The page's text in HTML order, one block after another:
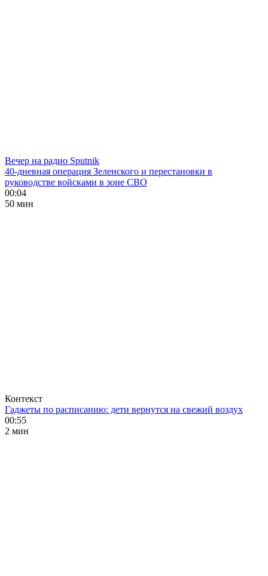
Вечер на радио Sputnik
40-дневная операция Зеленского и перестановки в
руководстве войсками в зоне СВО
00:04
50 мин
Контекст
Гаджеты по расписанию: дети вернутся на свежий воздух
00:55
2 мин